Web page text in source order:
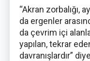
“Akran zorbalığı,
da ergenler
da çevrim içi
yapılan, tekrar
davranışlardır”